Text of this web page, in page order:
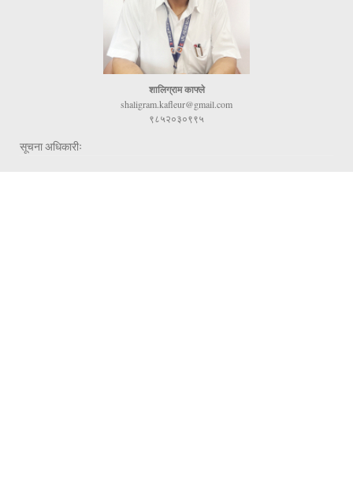
शालिग्राम काफ्ले
shaligram.kafleur@gmail.com
९८५२०३०९९५
सूचना अधिकारीः